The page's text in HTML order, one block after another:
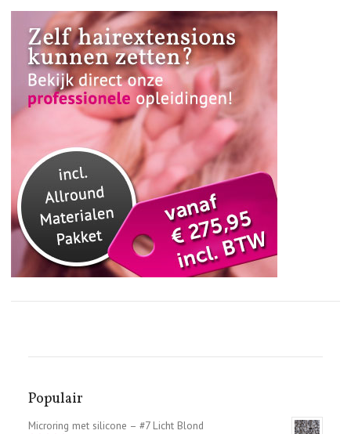
Populair
Microring met silicone – #7 Licht Blond